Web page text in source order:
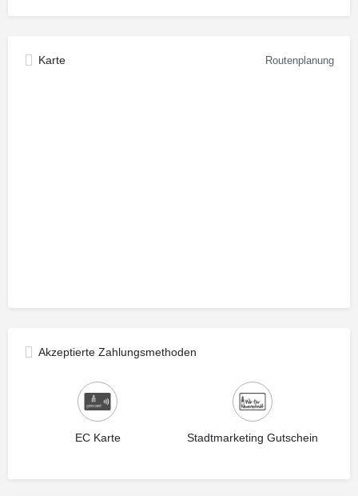
Karte Routenplanung
Akzeptierte Zahlungsmethoden
EC Karte Stadtmarketing Gutschein